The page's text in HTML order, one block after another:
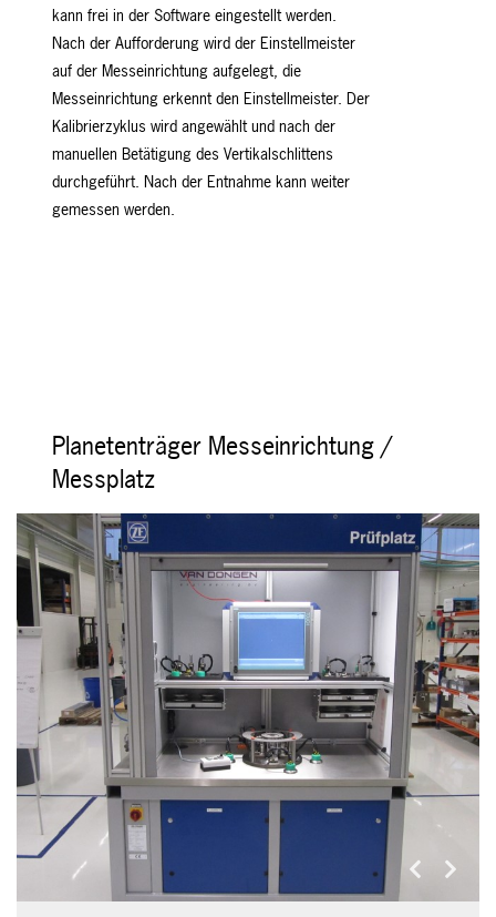
kann frei in der Software eingestellt werden.
Nach der Aufforderung wird der Einstellmeister
auf der Messeinrichtung aufgelegt, die
Messeinrichtung erkennt den Einstellmeister. Der
Kalibrierzyklus wird angewählt und nach der
manuellen Betätigung des Vertikalschlittens
durchgeführt. Nach der Entnahme kann weiter
gemessen werden.
Planetenträger Messeinrichtung /
Messplatz
Previous